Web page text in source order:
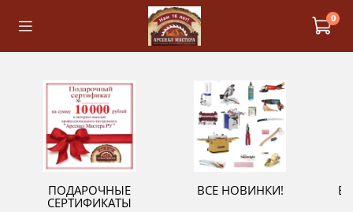
0
ПОДАРОЧНЫЕ
СЕРТИФИКАТЫ
ВСЕ НОВИНКИ!